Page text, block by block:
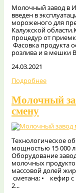
Молочный завод в
введен в
мороженого для
Калужской
процедур от
Фасовка продукта
розлива и в мешки
24.03.2021
Подробнее
Молочный
смену
Технологическое
мощностью 15 000 л
Оборудование
молочных
массовой долей
сметана; • кефир с
2...